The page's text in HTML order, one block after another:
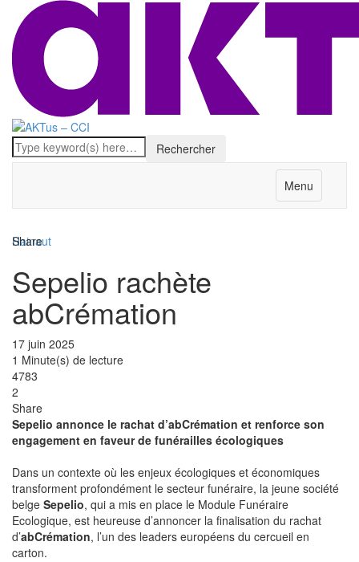
Menu
Hainaut
Sepelio rachète
abCrémation
17 juin 2025
1 Minute(s) de lecture
4783
2
Share
Sepelio annonce le rachat d’abCrémation et renforce son
engagement en faveur de funérailles écologiques
Dans un contexte où les enjeux écologiques et économiques
transforment profondément le secteur funéraire, la jeune société
belge Sepelio, qui a mis en place le Module Funéraire
Ecologique, est heureuse d’annoncer la finalisation du rachat
d’abCrémation, l’un des leaders européens du cercueil en
carton.
Share